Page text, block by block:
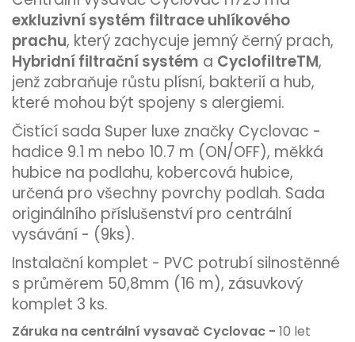
exkluzivní systém filtrace uhlíkového
prachu, který zachycuje jemný černý prach,
Hybridní filtrační systém a CyclofiltreTM,
jenž zabraňuje růstu plísní, bakterií a hub,
které mohou být spojeny s alergiemi.
Čistící sada Super luxe značky Cyclovac -
hadice 9.1 m nebo 10.7 m (ON/OFF), měkká
hubice na podlahu, kobercová hubice,
určená pro všechny povrchy podlah. Sada
originálního příslušenství pro centrální
vysávání - (9ks).
Instalační komplet - PVC potrubí silnostěnné
s průměrem 50,8mm (16 m), zásuvkový
komplet 3 ks.
Záruka na centrální vysavač Cyclovac - 10 let